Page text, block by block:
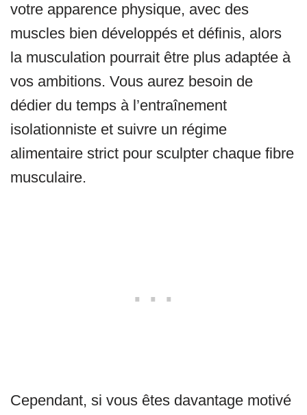
votre apparence physique, avec des
muscles bien développés et définis, alors
la musculation pourrait être plus adaptée à
vos ambitions. Vous aurez besoin de
dédier du temps à l’entraînement
isolationniste et suivre un régime
alimentaire strict pour sculpter chaque fibre
musculaire.
Cependant, si vous êtes davantage motivé